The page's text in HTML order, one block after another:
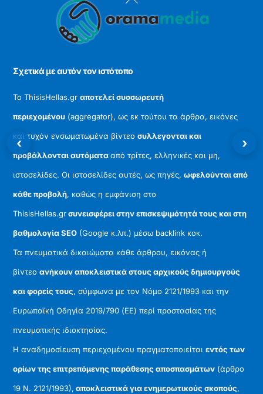
To
Σχετικά με αυτόν τον ιστότοπο
Το ThisisHellas.grαποτελεί συσσωρευτή
περιεχομένου (aggregator), ως εκ τούτου τα άρθρα, εικόνες
και τυχόν ενσωματωμένα βίντεοσυλλεγονται και
προβάλλονται αυτόματααπό τρίτες, ελληνικές και μη,
ιστοσελίδες. Οι ιστοσελίδες αυτές, ως πηγές,ωφελούνται από
κάθε προβολή, καθώς η εμφάνιση στο
ThisisHellas.grσυνεισφέρει στην επισκεψιμότητά τους και στη
βαθμολογία SEO (Google κ.λπ.) μέσω backlink κοκ.
Τα πνευματικά δικαιώματα κάθε άρθρου, εικόνας ή
βίντεοανήκουν αποκλειστικά στους αρχικούς δημιουργούς
και φορείς τους, σύμφωνα με τον Νόμο 2121/1993 και την
Ευρωπαϊκή Οδηγία 2019/790 (ΕΕ) περί προστασίας της
πνευματικής ιδιοκτησίας.
Η αναδημοσίευση περιεχομένου πραγματοποιείταιεντός των
ορίων της επιτρεπόμενης παράθεσης αποσπασμάτων (άρθρο
19 Ν. 2121/1993), αποκλειστικά για ενημερωτικούς σκοπούς,
‹ ›